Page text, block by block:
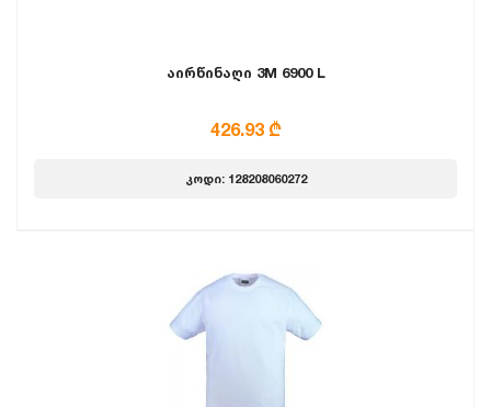
აირწინაღი 3M 6900 L
426.93 ₾
კოდი: 128208060272